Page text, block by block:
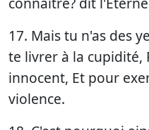
17. Mais tu n'as des
te livrer à la cupidité,
innocent, Et pour
violence.